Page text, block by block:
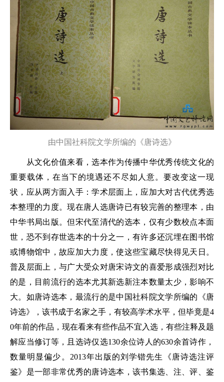
由中国社科院文学所编的《唐诗选》
从文化价值来看，选本作为传播中华优秀传统文化的
重要载体，在当下的境遇还不尽如人意。要改变这一现
状，应从两方面入手：学术层面上，应加大对古代优秀选
本整理的力度。现在唐人选唐诗已有较完善的整理本，由
中华书局出版。但宋代至清代的选本，仅有少数校点本面
世，恐不到存世选本的十分之一，有许多还沉埋在图书馆
或博物馆中，故应加大力度，使这些宝藏尽快得见天日。
普及层面上，与广大受众对唐宋诗文的喜爱形成强烈对比
的是，目前流行的选本尤其新选新注本数量太少，影响不
大。如唐诗选本，最流行的是中国社科院文学所编的《唐
诗选》，该书成于名家之手，有较高学术水平，但毕竟是4
0年前的作品，现在看来有些作品不宜入选，有些注释及题
解应当修订等，且选诗仅选130余位诗人的630余首诗作，
数量明显偏少。2013年出版的刘学锴先生《唐诗选注评
鉴》是一部非常优秀的唐诗选本，该书集选、注、评、鉴